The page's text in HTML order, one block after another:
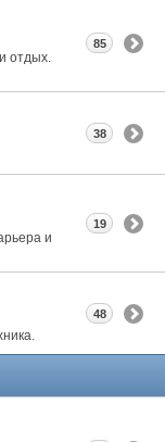
отдых.
85
38
и
19
48